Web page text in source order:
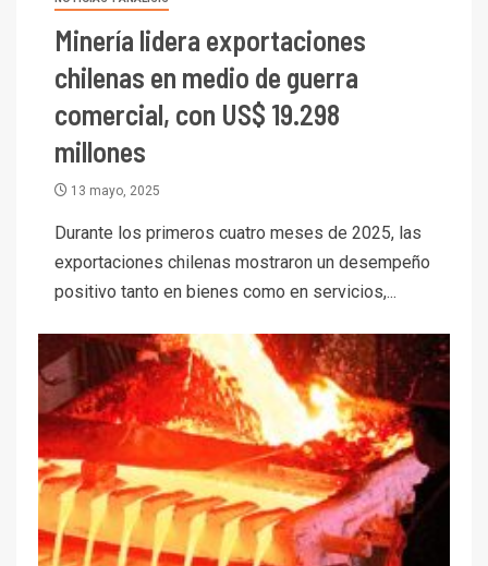
Minería lidera exportaciones
chilenas en medio de guerra
comercial, con US$ 19.298
millones
13 mayo, 2025
Durante los primeros cuatro meses de 2025, las
exportaciones chilenas mostraron un desempeño
positivo tanto en bienes como en servicios,...